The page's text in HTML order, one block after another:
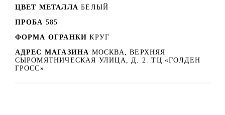
ЦВЕТ МЕТАЛЛА БЕЛЫЙ
ПРОБА 585
ФОРМА ОГРАНКИ КРУГ
АДРЕС МАГАЗИНА МОСКВА, ВЕРХНЯЯ
СЫРОМЯТНИЧЕСКАЯ УЛИЦА, Д. 2. ТЦ «ГОЛДЕН
ГРОСС»